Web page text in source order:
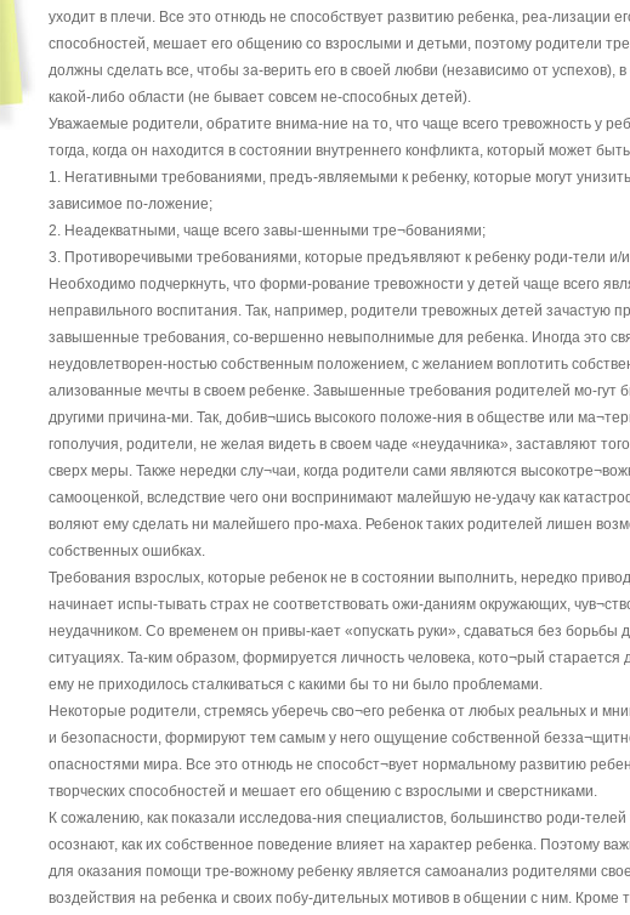
уходит в плечи. Все это отнюдь не способствует развитию ребенка, реа-лизации
способностей, мешает его общению со взрослыми и детьми, поэтому родители
должны сделать все, чтобы за-верить его в своей любви (независимо от успехов), в
какой-либо области (не бывает совсем не-способных детей).
Уважаемые родители, обратите внима-ние на то, что чаще всего тревожность у
тогда, когда он находится в состоянии внутреннего конфликта, который может
1. Негативными требованиями, предъ-являемыми к ребенку, которые могут
зависимое по-ложение;
2. Неадекватными, чаще всего завы-шенными тре¬бованиями;
3. Противоречивыми требованиями, которые предъявляют к ребенку роди-тели и/
Необходимо подчеркнуть, что форми-рование тревожности у детей чаще всего
неправильного воспитания. Так, например, родители тревожных детей зачастую
завышенные требования, со-вершенно невыполнимые для ребенка. Иногда это
неудовлетворен-ностью собственным положением, с желанием воплотить
ализованные мечты в своем ребенке. Завышенные требования родителей мо-гут
другими причина-ми. Так, добив¬шись высокого положе-ния в обществе или
гополучия, родители, не желая видеть в своем чаде «неудачника», заставляют
сверх меры. Также нередки слу¬чаи, когда родители сами являются
самооценкой, вследствие чего они воспринимают малейшую не-удачу как
воляют ему сделать ни малейшего про-маха. Ребенок таких родителей лишен
собственных ошибках.
Требования взрослых, которые ребенок не в состоянии выполнить, нередко
начинает испы-тывать страх не соответствовать ожи-даниям окружающих,
неудачником. Со временем он привы-кает «опускать руки», сдаваться без борьбы
ситуациях. Та-ким образом, формируется личность человека, кото¬рый старается
ему не приходилось сталкиваться с какими бы то ни было проблемами.
Некоторые родители, стремясь уберечь сво¬его ребенка от любых реальных и
и безопасности, формируют тем самым у него ощущение собственной
опасностями мира. Все это отнюдь не способст¬вует нормальному развитию
творческих способностей и мешает его общению с взрослыми и сверстниками.
К сожалению, как показали исследова-ния специалистов, большинство роди-
осознают, как их собственное поведение влияет на характер ребенка. Поэтому
для оказания помощи тре-вожному ребенку является самоанализ родителями
воздействия на ребенка и своих побу-дительных мотивов в общении с ним. Кроме